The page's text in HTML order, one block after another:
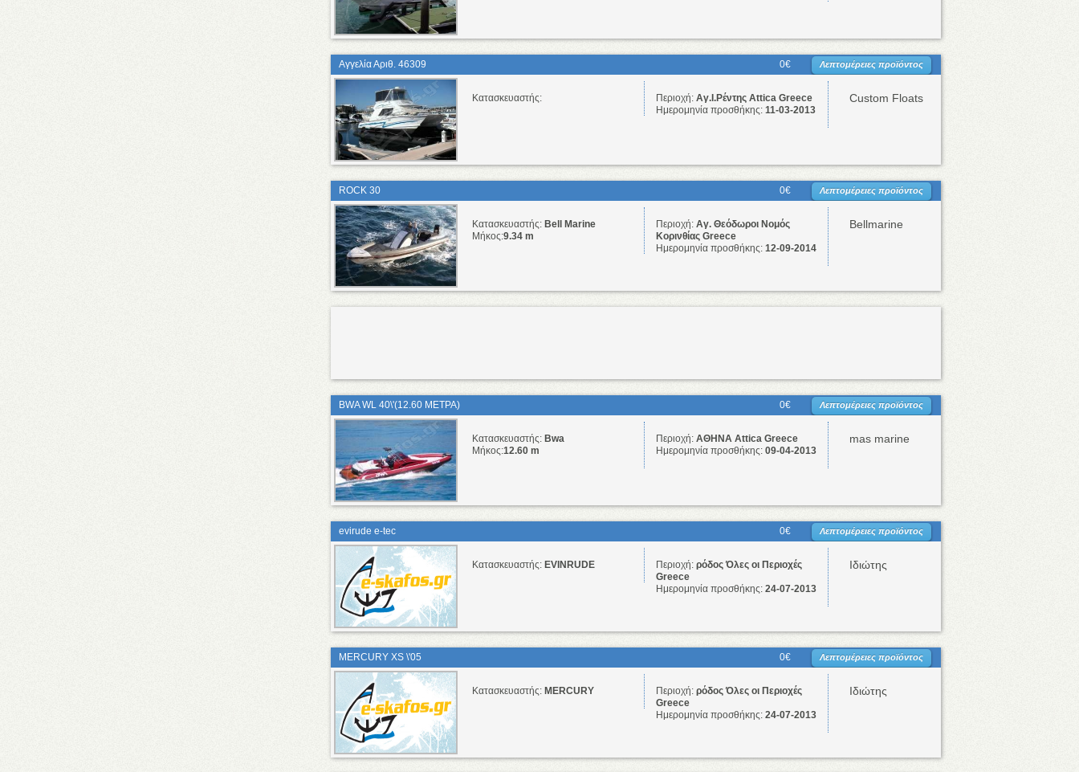
Αγγελία Αριθ. 46309 0€ Λεπτομέρειες προϊόντος
Κατασκευαστής: Περιοχή: Αγ.Ι.Ρέντης Attica Greece
Ημερομηνία προσθήκης: 11-03-2013
Custom Floats
ROCK 30 0€ Λεπτομέρειες προϊόντος
Κατασκευαστής: Bell Marine
Μήκος:9.34 m
Περιοχή: Αγ. Θεόδωροι Νομός
Κορινθίας Greece
Ημερομηνία προσθήκης: 12-09-2014
Bellmarine
BWA WL 40\'(12.60 ΜΕΤΡΑ) 0€ Λεπτομέρειες προϊόντος
Κατασκευαστής: Bwa
Μήκος:12.60 m
Περιοχή: ΑΘΗΝΑ Attica Greece
Ημερομηνία προσθήκης: 09-04-2013
mas marine
evirude e-tec 0€ Λεπτομέρειες προϊόντος
Κατασκευαστής: EVINRUDE Περιοχή: ρόδος Όλες οι Περιοχές
Greece
Ημερομηνία προσθήκης: 24-07-2013
Ιδιώτης
MERCURY XS \'05 0€ Λεπτομέρειες προϊόντος
Κατασκευαστής: MERCURY Περιοχή: ρόδος Όλες οι Περιοχές
Greece
Ημερομηνία προσθήκης: 24-07-2013
Ιδιώτης